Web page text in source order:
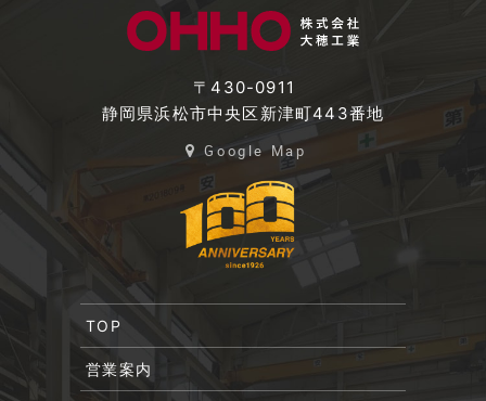
〒430-0911
静岡県浜松市中央区新津町443番地
Google Map
TOP
営業案内